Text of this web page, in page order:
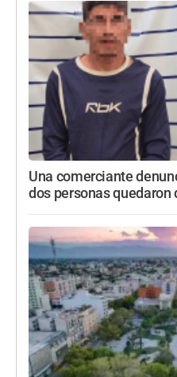
Una comerciante
dos personas quedaron